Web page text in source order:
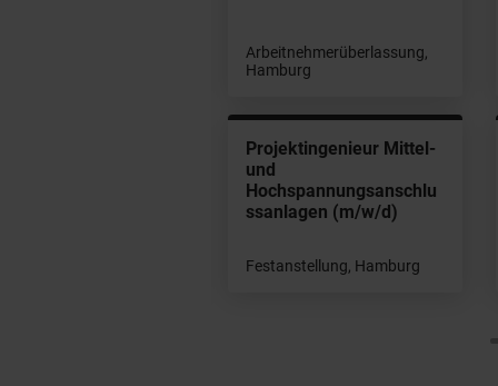
Arbeitnehmerüberlassung,
Hamburg
Projektingenieur Mittel-
und
Hochspannungsanschlu
ssanlagen (m/w/d)
Festanstellung, Hamburg